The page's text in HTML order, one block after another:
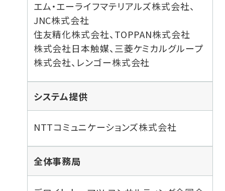
エム・エーライフマテリアルズ株式会社、
JNC株式会社
住友精化株式会社、TOPPAN株式会社
株式会社日本触媒、三菱ケミカルグループ
株式会社、レンゴー株式会社
システム提供
NTTコミュニケーションズ株式会社
全体事務局